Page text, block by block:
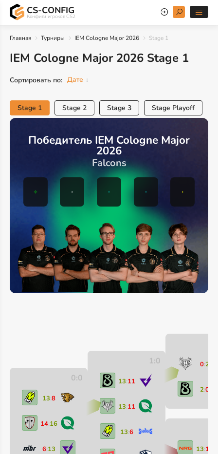
CS-CONFIG
Конфиги игроков CS2
Главная Турниры IEM Cologne Major 2026 Stage 1
IEM Cologne Major 2026 Stage 1
Сортировать по: Дате
Stage 1 Stage 2 Stage 3 Stage Playoff
Победитель IEM Cologne Major
2026
Falcons
0:0
13:8
14:16
6:13
1:0
13:11
13:11
13:6
0:2
2:0
13:10